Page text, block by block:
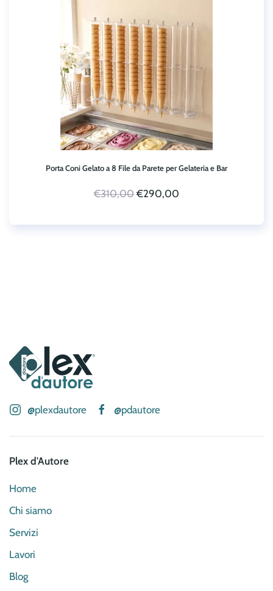
Porta Coni Gelato a 8 File da Parete per Gelateria e Bar
€310,00Il
originale
€290,00
attuale
@plexdautore @pdautore
Plex d'Autore
Home
Chi siamo
Servizi
Lavori
Blog